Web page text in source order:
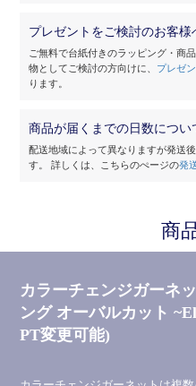
プレゼントをご検討のお客様
ご無料で台紙付きのラッピング・商
物としてご検討の方向けに、 プレゼ
ります。
商品が届くまでの日数につい
配送地域によって異なりますが発送
す。
詳しくは、こちらのぺージの発
商
カラーチェンジガーネ
ング オーバルカット
PT変更可能)